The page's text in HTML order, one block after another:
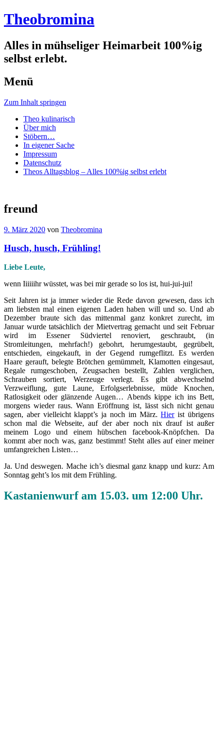
Theobromina
Alles in mühseliger Heimarbeit 100%ig
selbst erlebt.
Menü
Zum Inhalt springen
Theo kulinarisch
Über mich
Stöbern…
In eigener Sache
Impressum
Datenschutz
Theos Alltagsblog – Alles 100%ig selbst erlebt
freund
9. März 2020 von Theobromina
Husch, husch, Frühling!
Liebe Leute,
wenn Iiiiiihr wüsstet, was bei mir gerade so los ist, hui-jui-jui!
Seit Jahren ist ja immer wieder die Rede davon gewesen, dass ich
am liebsten mal einen eigenen Laden haben will und so. Und ab
Dezember braute sich das mittenmal ganz konkret zurecht, im
Januar wurde tatsächlich der Mietvertrag gemacht und seit Februar
wird im Essener Südviertel renoviert, geschraubt, (in
Stromleitungen, mehrfach!) gebohrt, herumgestaubt, gegrübelt,
entschieden, eingekauft, in der Gegend rumgeflitzt. Es werden
Haare gerauft, belegte Brötchen gemümmelt, Klamotten eingesaut,
Regale rumgeschoben, Zeugsachen bestellt, Zahlen verglichen,
Schrauben sortiert, Werzeuge verlegt. Es gibt abwechselnd
Verzweiflung, gute Laune, Erfolgserlebnisse, müde Knochen,
Ratlosigkeit oder glänzende Augen… Abends kippe ich ins Bett,
morgens wieder raus. Wann Eröffnung ist, lässt sich nicht genau
sagen, aber vielleicht klappt’s ja noch im März.Hierist übrigens
schon mal die Webseite, auf der aber noch nix drauf ist außer
meinem Logo und einem hübschen facebook-Knöpfchen. Da
kommt aber noch was, ganz bestimmt! Steht alles auf einer meiner
umfangreichen Listen…
Ja. Und deswegen. Mache ich’s diesmal ganz knapp und kurz: Am
Sonntag geht’s los mit dem Frühling.
Kastanienwurf am 15.03. um 12:00 Uhr.